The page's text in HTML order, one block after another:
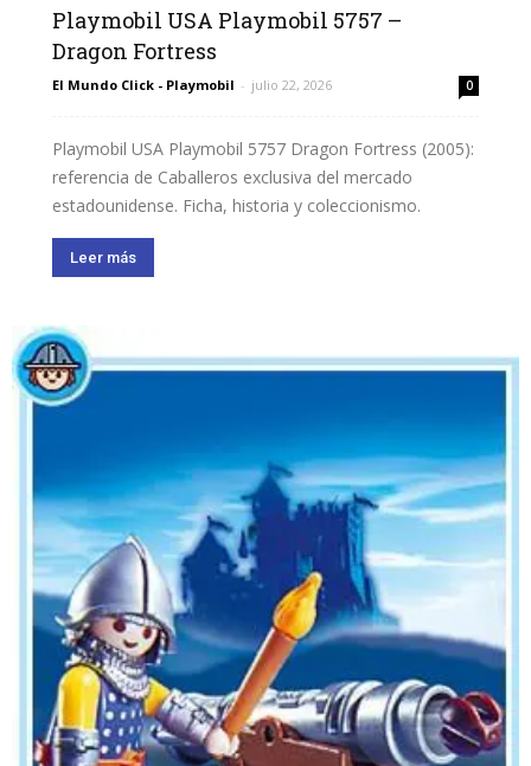
Playmobil USA Playmobil 5757 –
Dragon Fortress
El Mundo Click - Playmobil - julio 22, 2026 0
Playmobil USA Playmobil 5757 Dragon Fortress (2005):
referencia de Caballeros exclusiva del mercado
estadounidense. Ficha, historia y coleccionismo.
Leer más